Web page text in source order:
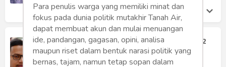
Tekno
Gaya
Wisata
PAN dan Tantangan Reformasi Jilid 2
Tengku Zulkifli Usman
Rabu 6 May, 2020
Para penulis warga yang memiliki minat dan
fokus pada dunia politik mutakhir Tanah Air,
dapat membuat akun dan mulai menuangan
ide, pandangan, gagasan, opini, analisa
maupun riset dalam bentuk narasi politik yang
bernas, tajam, namun tetap sopan dalam